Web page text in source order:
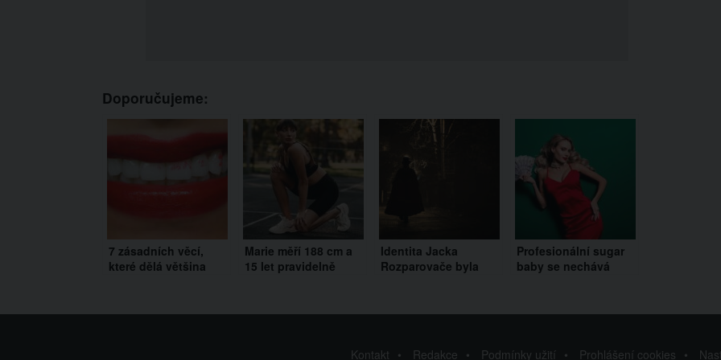
Doporučujeme:
7 zásadních věcí,
které dělá většina
ani to nemusí říkat!
Marie měří 188 cm a
15 let pravidelně
ponižovala
Identita Jacka
Rozparovače byla
polského
Profesionální sugar
baby se nechává
intimností. Některé z
Kontakt Redakce Podmínky užití Prohlášení cookies